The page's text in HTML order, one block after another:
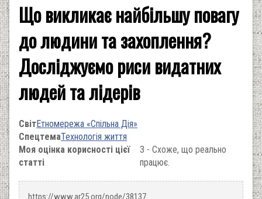
Що викликає найбільшу повагу
до людини та захоплення?
Досліджуємо риси видатних
людей та лідерів
СвітЕтномережа «Спільна Дія»
СпецтемаТехнологія життя
Моя оцінка корисності цієї
статті
3 - Схоже, що реально
працює.
https://www.ar25.org/node/38137